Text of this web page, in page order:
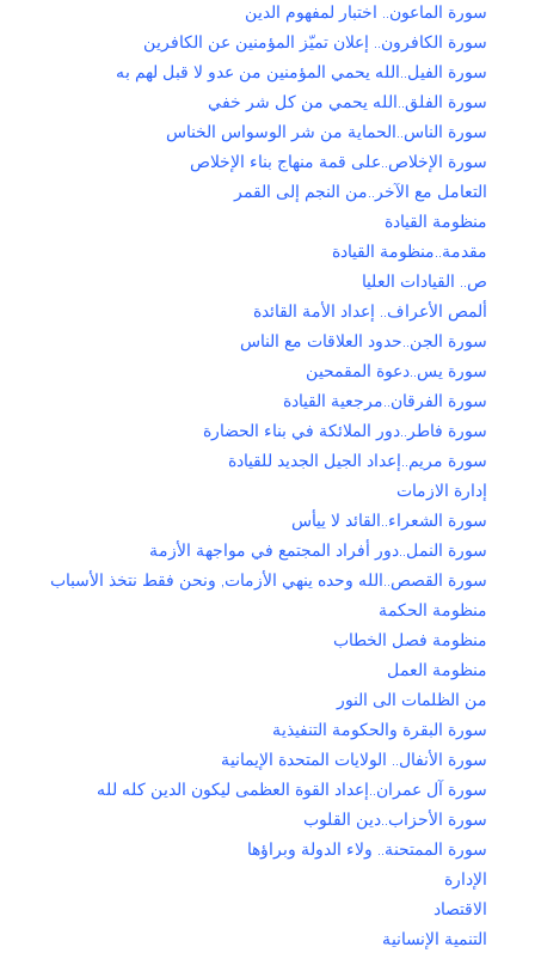
سورة الماعون.. اختبار لمفهوم الدين
سورة الكافرون.. إعلان تميّز المؤمنين عن الكافرين
سورة الفيل..الله يحمي المؤمنين من عدو لا قبل لهم به
سورة الفلق..الله يحمي من كل شر خفي
سورة الناس..الحماية من شر الوسواس الخناس
سورة الإخلاص..على قمة منهاج بناء الإخلاص
التعامل مع الآخر..من النجم إلى القمر
منظومة القيادة
مقدمة..منظومة القيادة
ص.. القيادات العليا
ألمص الأعراف.. إعداد الأمة القائدة
سورة الجن..حدود العلاقات مع الناس
سورة يس..دعوة المقمحين
سورة الفرقان..مرجعية القيادة
سورة فاطر..دور الملائكة في بناء الحضارة
سورة مريم..إعداد الجيل الجديد للقيادة
إدارة الازمات
سورة الشعراء..القائد لا ييأس
سورة النمل..دور أفراد المجتمع في مواجهة الأزمة
سورة القصص..الله وحده ينهي الأزمات, ونحن فقط نتخذ الأسباب
منظومة الحكمة
منظومة فصل الخطاب
منظومة العمل
من الظلمات الى النور
سورة البقرة والحكومة التنفيذية
سورة الأنفال.. الولايات المتحدة الإيمانية
سورة آل عمران..إعداد القوة العظمى ليكون الدين كله لله
سورة الأحزاب..دين القلوب
سورة الممتحنة.. ولاء الدولة وبراؤها
الإدارة
الاقتصاد
التنمية الإنسانية